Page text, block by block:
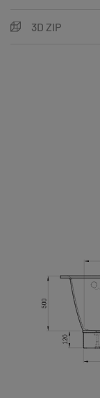
3D ZIP